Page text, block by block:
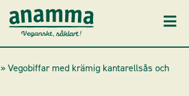
»Vegobiffar med krämig kantarellsås och